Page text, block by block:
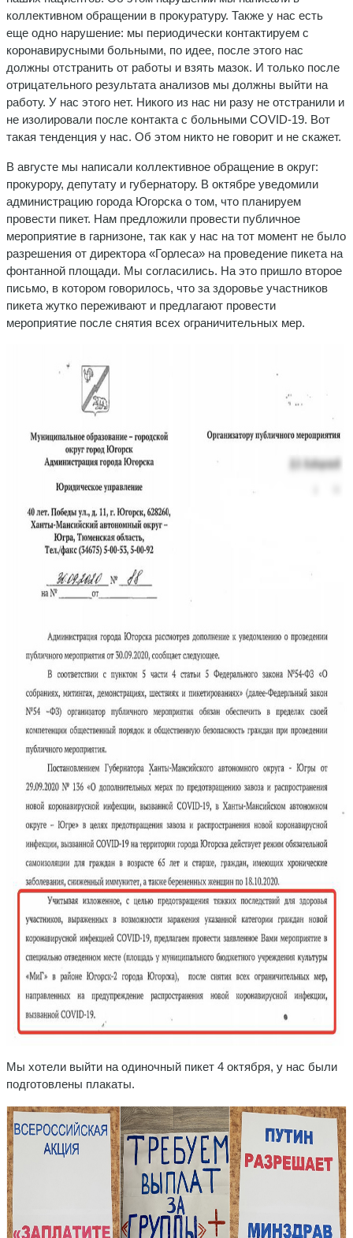
коллективном обращении в прокуратуру. Также у нас есть
еще одно нарушение: мы периодически контактируем с
коронавирусными больными, по идее, после этого нас
должны отстранить от работы и взять мазок. И только после
отрицательного результата анализов мы должны выйти на
работу. У нас этого нет. Никого из нас ни разу не отстранили и
не изолировали после контакта с больными COVID-19. Вот
такая тенденция у нас. Об этом никто не говорит и не скажет.
В августе мы написали коллективное обращение в округ:
прокурору, депутату и губернатору. В октябре уведомили
администрацию города Югорска о том, что планируем
провести пикет. Нам предложили провести публичное
мероприятие в гарнизоне, так как у нас на тот момент не было
разрешения от директора «Горлеса» на проведение пикета на
фонтанной площади. Мы согласились. На это пришло второе
письмо, в котором говорилось, что за здоровье участников
пикета жутко переживают и предлагают провести
мероприятие после снятия всех ограничительных мер.
Мы хотели выйти на одиночный пикет 4 октября, у нас были
подготовлены плакаты.